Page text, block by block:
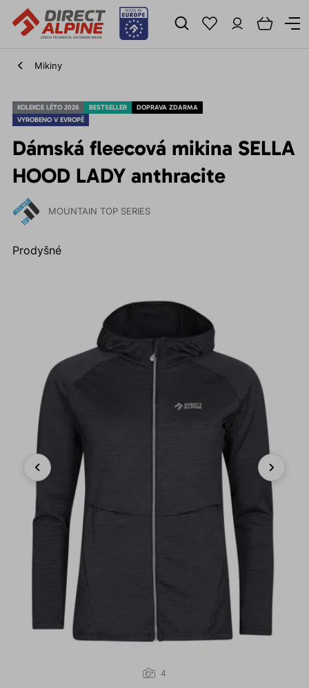
Mikiny
KOLEKCE LÉTO 2026 BESTSELLER
DOPRAVA ZDARMA
VYROBENO V EVROPĚ
Dámská fleecová mikina SELLA
HOOD LADY anthracite
MOUNTAIN TOP SERIES
Prodyšné
Next
4